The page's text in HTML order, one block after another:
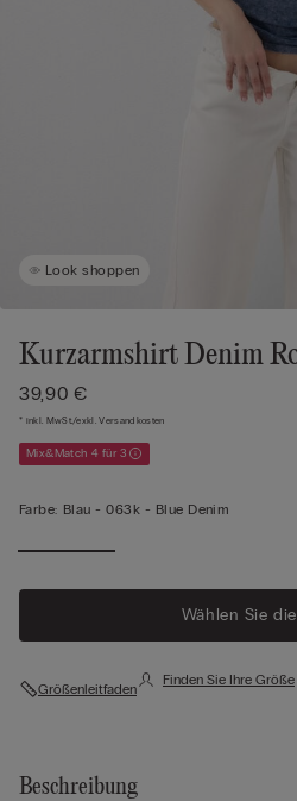
Look shoppen
Kurzarmshirt Denim
39,90 €
* inkl. MwSt./exkl. Versandkosten
Mix&Match 4 für 3
Farbe: Blau -063k - Blue Denim
Wählen Sie
Größenleitfaden
Finden Sie Ihre Größe
Beschreibung